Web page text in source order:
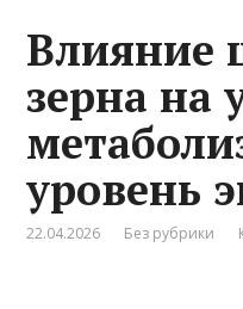
Влияние
зерна на
уровень
22.04.2026 Без рубрики